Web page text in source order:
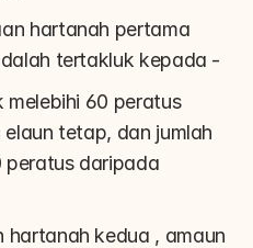
hartanah pertama
tertakluk kepada -
melebihi 60 peratus
tetap, dan jumlah
peratus daripada
hartanah kedua , amaun